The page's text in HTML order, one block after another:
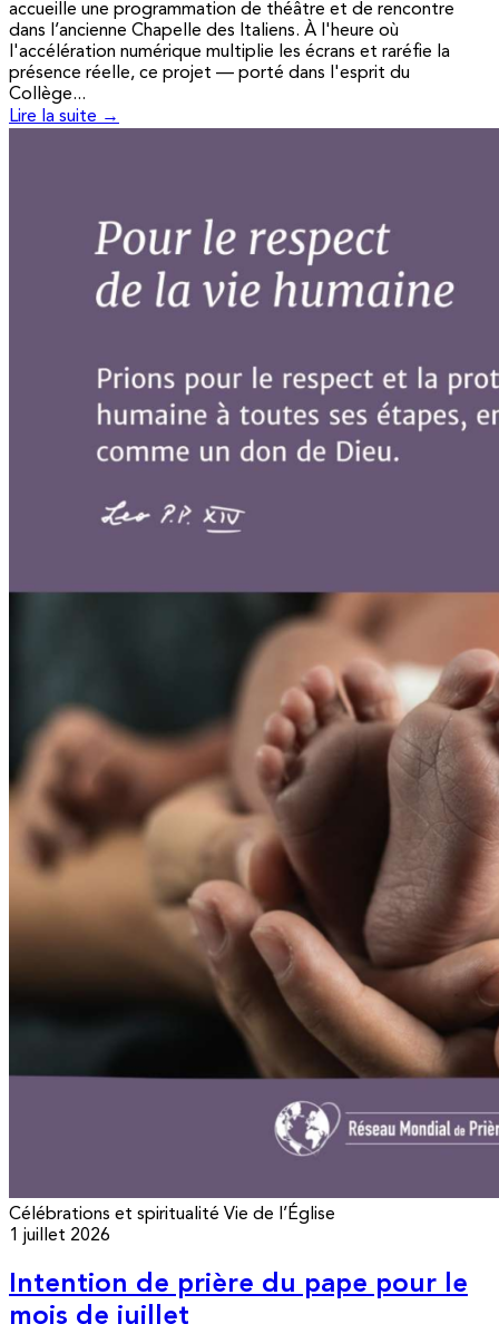
accueille une programmation de théâtre et de rencontre
dans l’ancienne Chapelle des Italiens. À l'heure où
l'accélération numérique multiplie les écrans et raréfie la
présence réelle, ce projet — porté dans l'esprit du
Collège...
Lire la suite →
Célébrations et spiritualité Vie de l’Église
1 juillet 2026
Intention de prière du pape pour le
mois de juillet